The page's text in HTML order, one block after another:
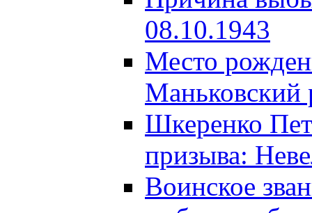
08.10.1943
Место
Маньковский
Шкеренко
призыва:
Воинское